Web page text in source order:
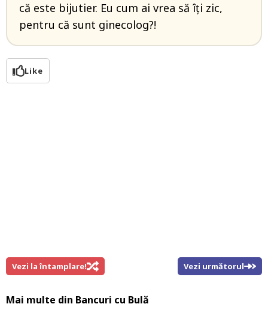
că este bijutier. Eu cum ai vrea să îți zic,
pentru că sunt ginecolog?!
Like
Vezi la întamplare! Vezi următorul
Mai multe din Bancuri cu Bulă